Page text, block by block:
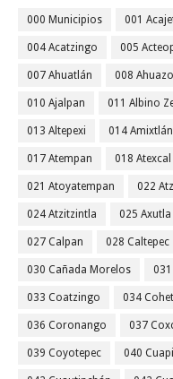
000 Municipios 001
004 Acatzingo 005
007 Ahuatlán 008
010 Ajalpan 011 Albino
013 Altepexi 014 Amixtlán
017 Atempan 018 Atexcal
021 Atoyatempan 022
024 Atzitzintla 025 Axutla
027 Calpan 028 Caltepec
030 Cañada Morelos
033 Coatzingo 034
036 Coronango 037
039 Coyotepec 040